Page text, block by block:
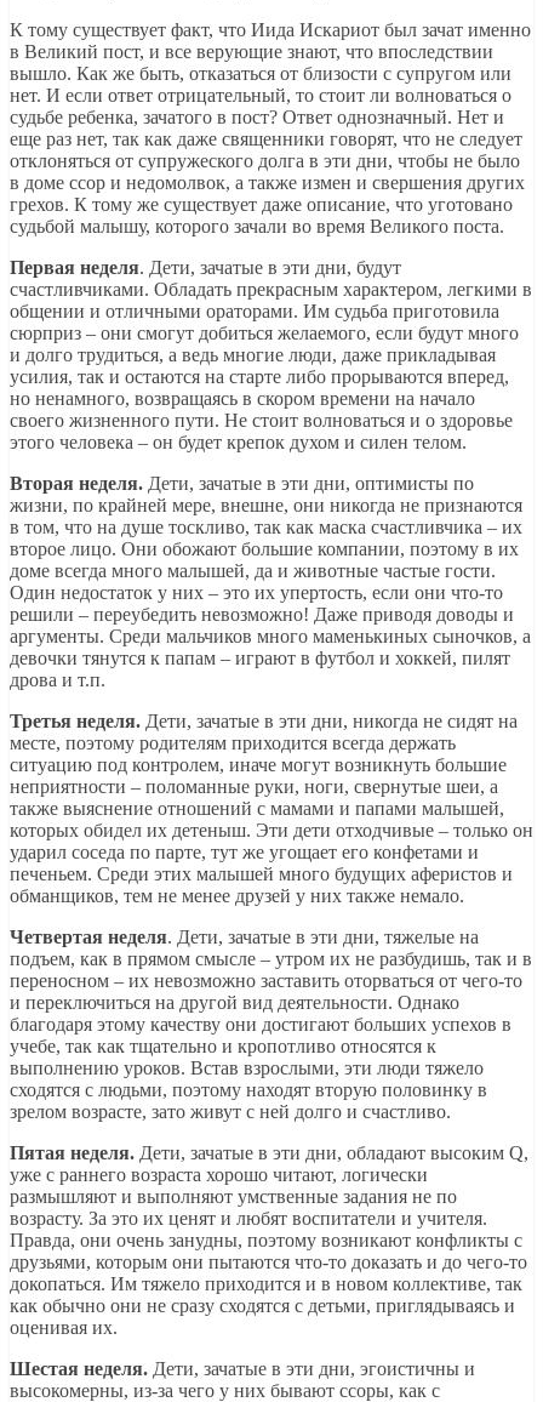
К тому существует факт, что Иида Искариот был зачат именно
в Великий пост, и все верующие знают, что впоследствии
вышло. Как же быть, отказаться от близости с супругом или
нет. И если ответ отрицательный, то стоит ли волноваться о
судьбе ребенка, зачатого в пост? Ответ однозначный. Нет и
еще раз нет, так как даже священники говорят, что не следует
отклоняться от супружеского долга в эти дни, чтобы не было
в доме ссор и недомолвок, а также измен и свершения других
грехов. К тому же существует даже описание, что уготовано
судьбой малышу, которого зачали во время Великого поста.
Первая неделя. Дети, зачатые в эти дни, будут
счастливчиками. Обладать прекрасным характером, легкими в
общении и отличными ораторами. Им судьба приготовила
сюрприз – они смогут добиться желаемого, если будут много
и долго трудиться, а ведь многие люди, даже прикладывая
усилия, так и остаются на старте либо прорываются вперед,
но ненамного, возвращаясь в скором времени на начало
своего жизненного пути. Не стоит волноваться и о здоровье
этого человека – он будет крепок духом и силен телом.
Вторая неделя. Дети, зачатые в эти дни, оптимисты по
жизни, по крайней мере, внешне, они никогда не признаются
в том, что на душе тоскливо, так как маска счастливчика – их
второе лицо. Они обожают большие компании, поэтому в их
доме всегда много малышей, да и животные частые гости.
Один недостаток у них – это их упертость, если они что-то
решили – переубедить невозможно! Даже приводя доводы и
аргументы. Среди мальчиков много маменькиных сыночков, а
девочки тянутся к папам – играют в футбол и хоккей, пилят
дрова и т.п.
Третья неделя. Дети, зачатые в эти дни, никогда не сидят на
месте, поэтому родителям приходится всегда держать
ситуацию под контролем, иначе могут возникнуть большие
неприятности – поломанные руки, ноги, свернутые шеи, а
также выяснение отношений с мамами и папами малышей,
которых обидел их детеныш. Эти дети отходчивые – только он
ударил соседа по парте, тут же угощает его конфетами и
печеньем. Среди этих малышей много будущих аферистов и
обманщиков, тем не менее друзей у них также немало.
Четвертая неделя. Дети, зачатые в эти дни, тяжелые на
подъем, как в прямом смысле – утром их не разбудишь, так и в
переносном – их невозможно заставить оторваться от чего-то
и переключиться на другой вид деятельности. Однако
благодаря этому качеству они достигают больших успехов в
учебе, так как тщательно и кропотливо относятся к
выполнению уроков. Встав взрослыми, эти люди тяжело
сходятся с людьми, поэтому находят вторую половинку в
зрелом возрасте, зато живут с ней долго и счастливо.
Пятая неделя. Дети, зачатые в эти дни, обладают высоким Q,
уже с раннего возраста хорошо читают, логически
размышляют и выполняют умственные задания не по
возрасту. За это их ценят и любят воспитатели и учителя.
Правда, они очень занудны, поэтому возникают конфликты с
друзьями, которым они пытаются что-то доказать и до чего-то
докопаться. Им тяжело приходится и в новом коллективе, так
как обычно они не сразу сходятся с детьми, приглядываясь и
оценивая их.
Шестая неделя. Дети, зачатые в эти дни, эгоистичны и
высокомерны, из-за чего у них бывают ссоры, как с